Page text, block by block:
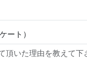
ート）